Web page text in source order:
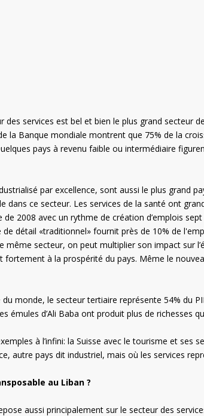
des services est bel et bien le plus grand secteur
la Banque mondiale montrent que 75% de la
pays à revenu faible ou intermédiaire
par excellence, sont aussi le plus grand
dans ce secteur. Les services de la santé ont
de 2008 avec un rythme de création d’emplois
détail «traditionnel» fournit près de 10% de
même secteur, on peut multiplier son impact sur
fortement à la prospérité du pays. Même le
du monde, le secteur tertiaire représente 54% du
émules d’Ali Baba ont produit plus de richesses
à l’infini: la Suisse avec le tourisme et ses
autre pays dit industriel, mais où les services
au Liban ?
aussi principalement sur le secteur des